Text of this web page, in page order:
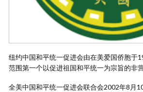
纽约中国和平统一促进会由在美爱国侨胞于
范围第一个以促进祖国和平统一为宗旨的非营
全美中国和平统一促进会联合会2002年8月